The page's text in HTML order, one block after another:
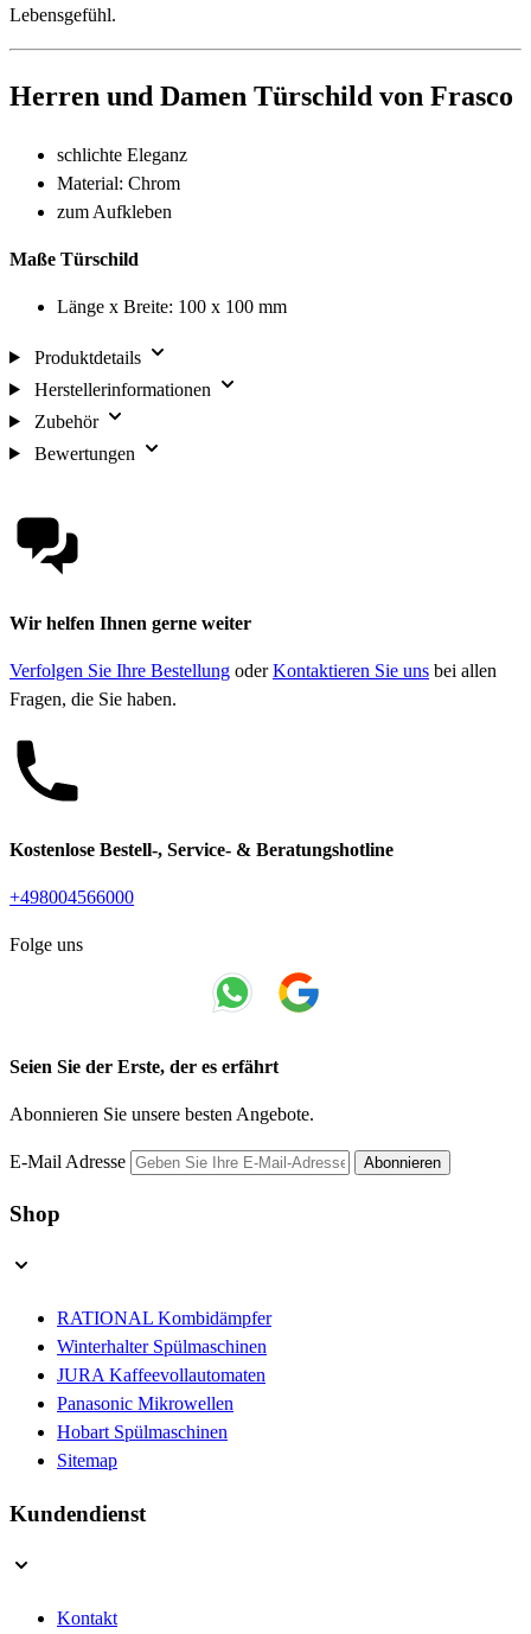
Lebensgefühl.
Herren und Damen Türschild von Frasco
schlichte Eleganz
Material: Chrom
zum Aufkleben
Maße Türschild
Länge x Breite: 100 x 100 mm
Produktdetails
Herstellerinformationen
Zubehör
Bewertungen
Wir helfen Ihnen gerne weiter
Verfolgen Sie Ihre Bestellung oderKontaktieren Sie uns bei allen
Fragen, die Sie haben.
Kostenlose Bestell-, Service- & Beratungshotline
+498004566000
Folge uns
Seien Sie der Erste, der es erfährt
Abonnieren Sie unsere besten Angebote.
E-Mail Adresse Abonnieren
Shop
RATIONAL Kombidämpfer
Winterhalter Spülmaschinen
JURA Kaffeevollautomaten
Panasonic Mikrowellen
Hobart Spülmaschinen
Sitemap
Kundendienst
Kontakt